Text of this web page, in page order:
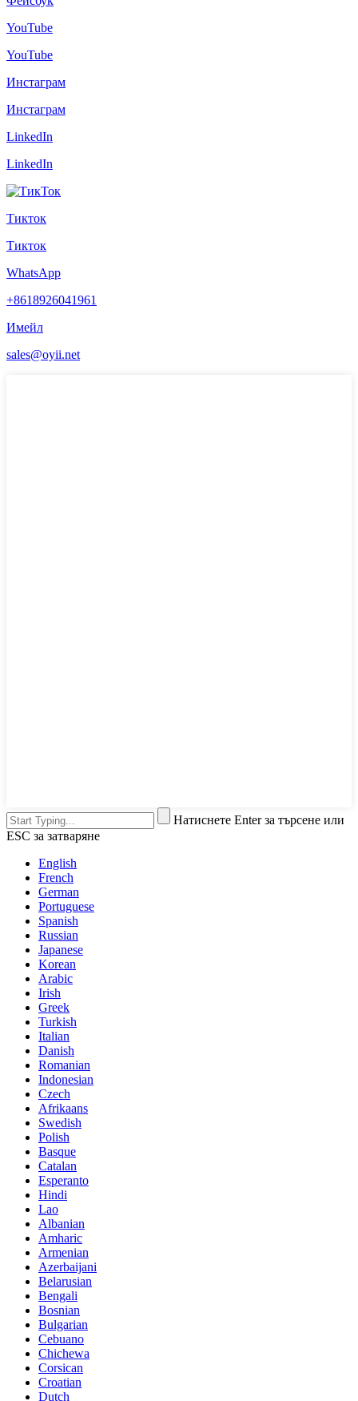
YouTube
YouTube
Инстаграм
Инстаграм
LinkedIn
LinkedIn
Тикток
Тикток
WhatsApp
+8618926041961
Имейл
sales@oyii.net
Натиснете Enter за търсене или
ESC за затваряне
English
French
German
Portuguese
Spanish
Russian
Japanese
Korean
Arabic
Irish
Greek
Turkish
Italian
Danish
Romanian
Indonesian
Czech
Afrikaans
Swedish
Polish
Basque
Catalan
Esperanto
Hindi
Lao
Albanian
Amharic
Armenian
Azerbaijani
Belarusian
Bengali
Bosnian
Bulgarian
Cebuano
Chichewa
Corsican
Croatian
Dutch